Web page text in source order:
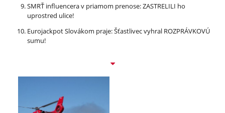
SMRŤ influencera v priamom prenose: ZASTRELILI ho
uprostred ulice!
Eurojackpot Slovákom praje: Šťastlivec vyhral ROZPRÁVKOVÚ
sumu!